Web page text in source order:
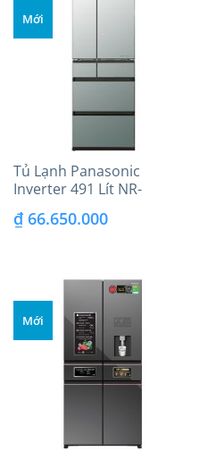
Mới
Tủ Lạnh Panasonic
Inverter 491 Lít NR-
₫66.650.000
Mới